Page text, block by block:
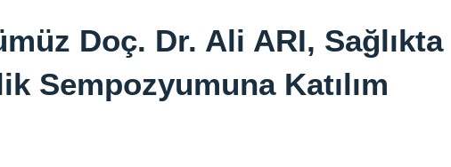
Doç. Dr. Ali ARI, Sağlıkta
Sempozyumuna Katılım